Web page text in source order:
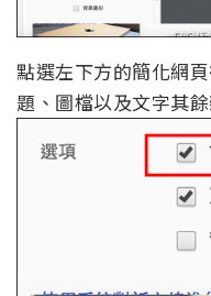
點選左下方的簡化網
題、圖檔以及文字其